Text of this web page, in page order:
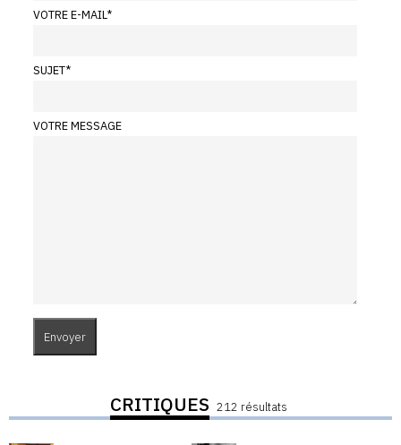
VOTRE E-MAIL*
SUJET*
VOTRE MESSAGE
CRITIQUES 212 résultats